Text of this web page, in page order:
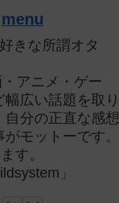
menu
きな所謂オタ
アニメ・ゲー
幅広い話題を取り
自分の正直な感想
モットーです。
す。
」